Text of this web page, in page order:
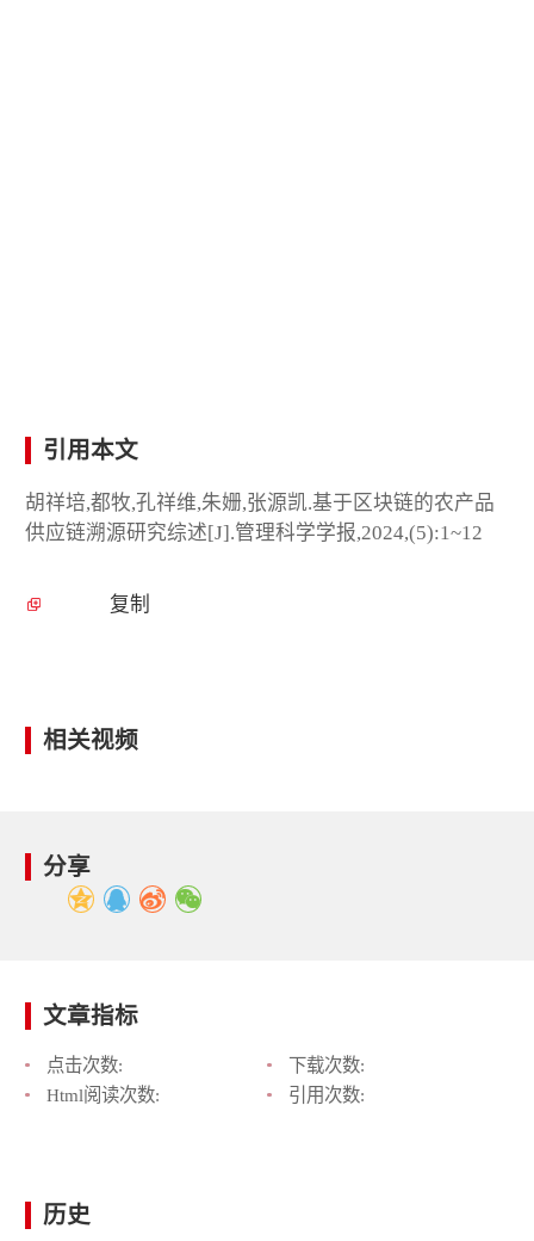
引用本文
胡祥培,都牧,孔祥维,朱姗,张源凯.基于区块链的农产品
供应链溯源研究综述[J].管理科学学报,2024,(5):1~12
复制
相关视频
分享
文章指标
点击次数:
下载次数:
Html阅读次数:
引用次数:
历史